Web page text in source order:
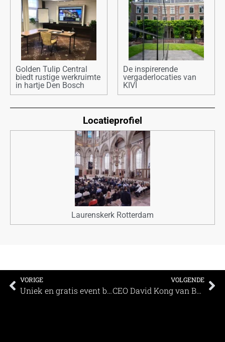
Golden Tulip Central
biedt rustige werkruimte
in hartje Den Bosch
De inspirerende
vergaderlocaties van
KIVI
Locatieprofiel
Laurenskerk Rotterdam
VORIGE
Uniek en gratis event bij 2 mooie locaties midden in de bossen! Ben jij klaar voor 2030?
VOLGENDE
CEO David Kong van BWH Hotel Group met pensioen